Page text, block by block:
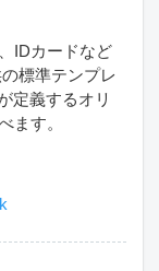
IDカードなど
標準テンプレ
定義するオリ
ます。